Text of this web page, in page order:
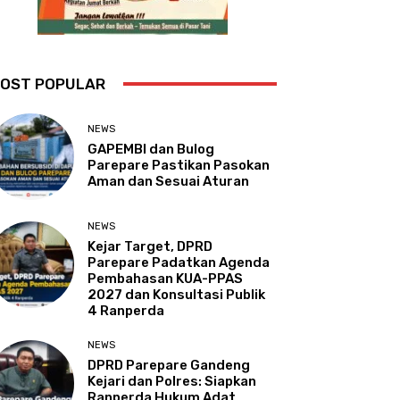
POPULAR
NEWS
GAPEMBI dan Bulog
Parepare Pastikan Pasokan
Aman dan Sesuai Aturan
NEWS
Kejar Target, DPRD
Parepare Padatkan Agenda
Pembahasan KUA-PPAS
2027 dan Konsultasi Publik
4 Ranperda
NEWS
DPRD Parepare Gandeng
Kejari dan Polres: Siapkan